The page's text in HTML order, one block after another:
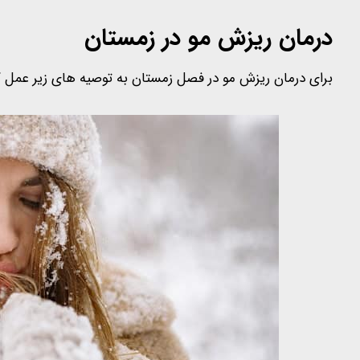
درمان ریزش مو در زمستان
برای درمان ریزش مو در فصل زمستان به توصیه های زیر عمل